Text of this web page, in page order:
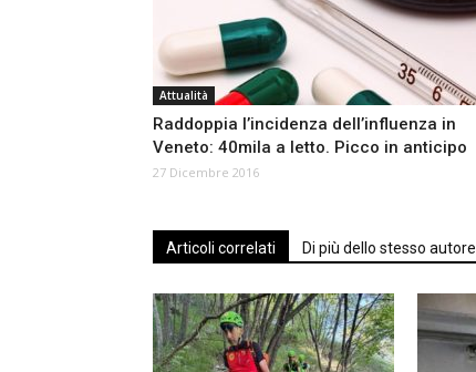
Attualità
Raddoppia l’incidenza dell’influenza in
Veneto: 40mila a letto. Picco in anticipo
27 Dicembre 2016
Articoli correlati Di più dello stesso autore